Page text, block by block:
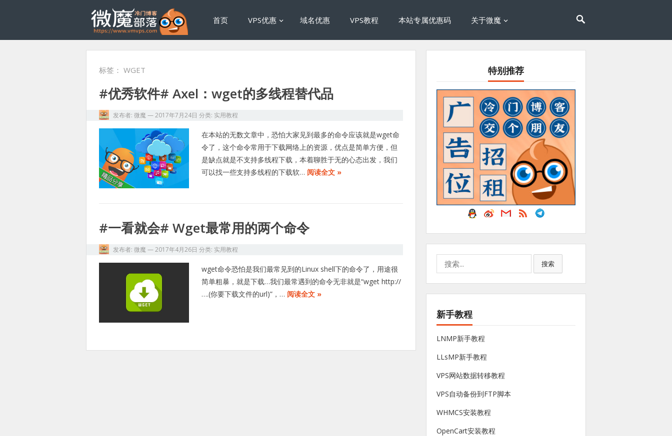
首页 VPS优惠 域名优惠 VPS教程 本站专属优惠码 关于微魔
标签： WGET
#优秀软件# Axel：wget的多线程替代品
发布者: 微魔 —2017年7月24日 分类: 实用教程
在本站的无数文章中，恐怕大家见到最多的命令应该就是wget命
令了，这个命令常用于下载网络上的资源，优点是简单方便，但
是缺点就是不支持多线程下载，本着聊胜于无的心态出发，我们
可以找一些支持多线程的下载软… 阅读全文 »
#一看就会# Wget最常用的两个命令
发布者: 微魔 —2017年4月26日 分类: 实用教程
wget命令恐怕是我们最常见到的Linux shell下的命令了，用途很
简单粗暴，就是下载…我们最常遇到的命令无非就是“wget http://
….(你要下载文件的url)”，… 阅读全文 »
特别推荐
搜索
新手教程
LNMP新手教程
LLsMP新手教程
VPS网站数据转移教程
VPS自动备份到FTP脚本
WHMCS安装教程
OpenCart安装教程